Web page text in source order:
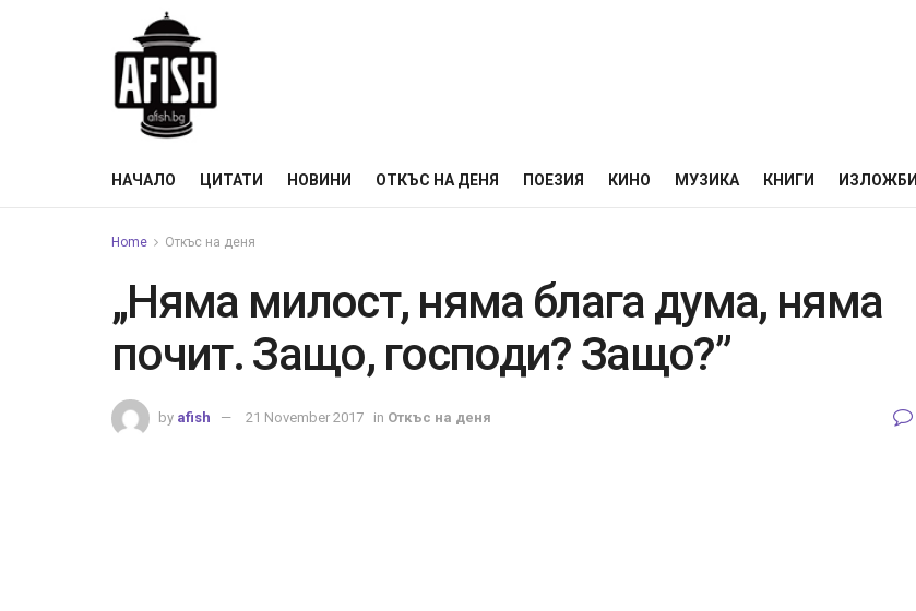
НАЧАЛО ЦИТАТИ НОВИНИ ОТКЪС НА ДЕНЯ ПОЕЗИЯ КИНО МУЗИКА КНИГИ ИЗЛОЖБИ
Home Откъс на деня
„Няма милост, няма блага дума, няма
почит. Защо, господи? Защо?”
by afish 21 November 2017 in Откъс на деня